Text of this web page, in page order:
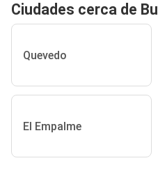
Ciudades cerca de
Quevedo
El Empalme